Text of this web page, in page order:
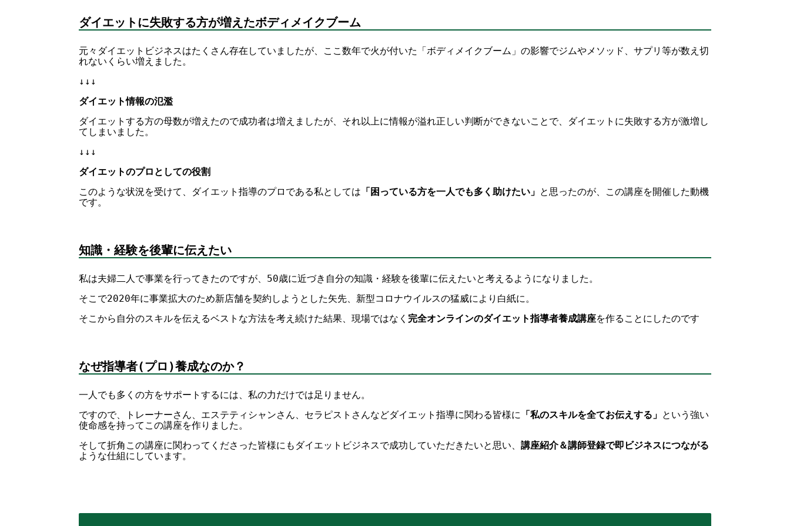
ダイエットに失敗する方が増えたボディメイクブーム
元々ダイエットビジネスはたくさん存在していましたが、ここ数年で火が付いた「ボディメイクブーム」の影響でジムやメソッド、サプリ等が数え切
れないくらい増えました。
↓↓↓
ダイエット情報の氾濫
ダイエットする方の母数が増えたので成功者は増えましたが、それ以上に情報が溢れ正しい判断ができないことで、ダイエットに失敗する方が激増し
てしまいました。
↓↓↓
ダイエットのプロとしての役割
このような状況を受けて、ダイエット指導のプロである私としては 「困っている方を一人でも多く助けたい」 と思ったのが、この講座を開催した動機
です。
知識・経験を後輩に伝えたい
私は夫婦二人で事業を行ってきたのですが、50歳に近づき自分の知識・経験を後輩に伝えたいと考えるようになりました。
そこで2020年に事業拡大のため新店舗を契約しようとした矢先、新型コロナウイルスの猛威により白紙に。
そこから自分のスキルを伝えるベストな方法を考え続けた結果、現場ではなく 完全オンラインのダイエット指導者養成講座を作ることにしたのです
なぜ指導者(プロ)養成なのか？
一人でも多くの方をサポートするには、私の力だけでは足りません。
ですので、トレーナーさん、エステティシャンさん、セラピストさんなどダイエット指導に関わる皆様に 「私のスキルを全てお伝えする」 という強い
使命感を持ってこの講座を作りました。
そして折角この講座に関わってくださった皆様にもダイエットビジネスで成功していただきたいと思い、講座紹介＆講師登録で即ビジネスにつながる
ような仕組にしています。